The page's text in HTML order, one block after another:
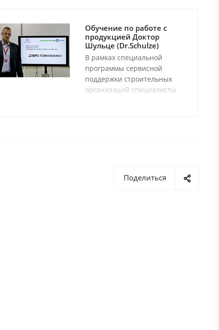
Обучение по работе с
продукцией Доктор
Шульце (Dr.Schulze)
В рамках специальной
программы сервисной
поддержки строительных
организаций специалисты
технологических процессах.
Поделиться